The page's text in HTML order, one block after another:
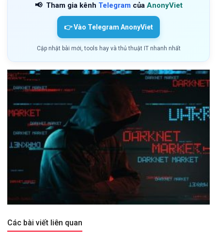
📢 Tham gia kênh Telegram của AnonyViet
👉 Vào Telegram AnonyViet
Cập nhật bài mới, tools hay và thủ thuật IT nhanh nhất
Các bài viết liên quan